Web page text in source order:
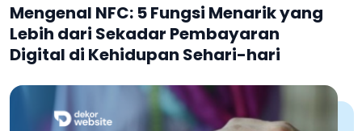
Mengenal NFC: 5 Fungsi Menarik yang
Lebih dari Sekadar Pembayaran
Digital di Kehidupan Sehari-hari